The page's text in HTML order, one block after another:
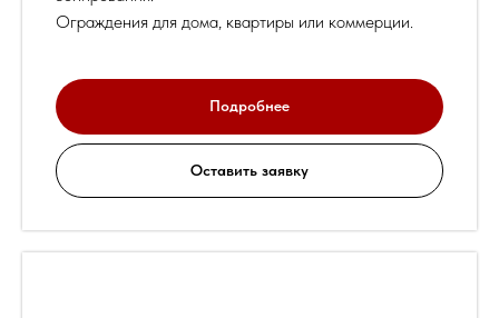
Ограждения для дома, квартиры или коммерции.
Подробнее
Оставить заявку